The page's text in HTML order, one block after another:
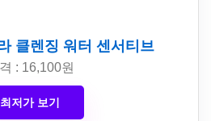
클렌징 워터 센서티브
: 16,100원
최저가 보기